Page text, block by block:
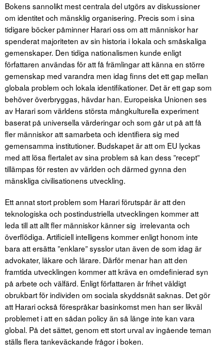
Bokens sannolikt mest centrala del utgörs av diskussioner
om identitet och mänsklig organisering. Precis som i sina
tidigare böcker påminner Harari oss om att människor har
spenderat majoriteten av sin historia i lokala och småskaliga
gemenskaper. Den tidiga nationalismen kunde enligt
författaren användas för att få främlingar att känna en större
gemenskap med varandra men idag finns det ett gap mellan
globala problem och lokala identifikationer. Det är ett gap som
behöver överbryggas, hävdar han. Europeiska Unionen ses
av Harari som världens största mångkulturella experiment
baserat på universella värderingar och som går ut på att få
fler människor att samarbeta och identifiera sig med
gemensamma institutioner. Budskapet är att om EU lyckas
med att lösa flertalet av sina problem så kan dess ”recept”
tillämpas för resten av världen och därmed gynna den
mänskliga civilisationens utveckling.
Ett annat stort problem som Harari förutspår är att den
teknologiska och postindustriella utvecklingen kommer att
leda till att allt fler människor känner sig irrelevanta och
överflödiga. Artificiell intelligens kommer enligt honom inte
bara att ersätta ”enklare” sysslor utan även de som idag är
advokater, läkare och lärare. Därför menar han att den
framtida utvecklingen kommer att kräva en omdefinierad syn
på arbete och välfärd. Enligt författaren är frihet väldigt
obrukbart för individen om sociala skyddsnät saknas. Det gör
att Harari också förespråkar basinkomst men han ser likväl
problemet i att en sådan policy än så länge inte kan vara
global. På det sättet, genom ett stort urval av ingående teman
ställs flera tankeväckande frågor i boken.